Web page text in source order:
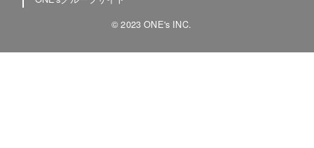
© 2023 ONE's INC.